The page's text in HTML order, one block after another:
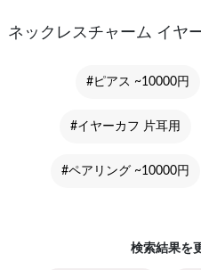
ネックレスチャーム イヤ
#ピアス ~10000円
#イヤーカフ 片耳用
#ペアリング ~10000円
検索結果を